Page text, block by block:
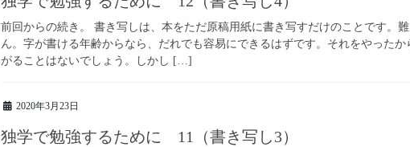
前回からの続き。 書き写しは、本をただ原稿用紙に書き写すだけのことです。
ん。字が書ける年齢からなら、だれでも容易にできるはずです。それをやった
がることはないでしょう。しかし […]
2020年3月23日
独学で勉強するために 11（書き写し3）